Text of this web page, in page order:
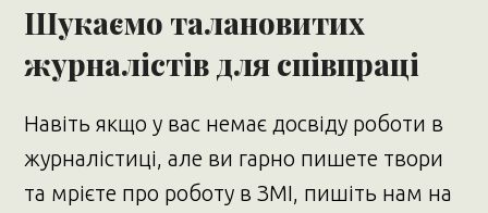
Шукаємо талановитих
журналістів для співпраці
Навіть якщо у вас немає досвіду роботи в
журналістиці, але ви гарно пишете твори
та мрієте про роботу в ЗМІ, пишіть нам на